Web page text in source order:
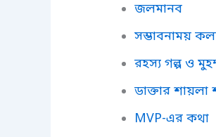
জলমানব
সম্ভাবনাময়
রহস্য গল্প ও
ডাক্তার
MVP-এর কথা